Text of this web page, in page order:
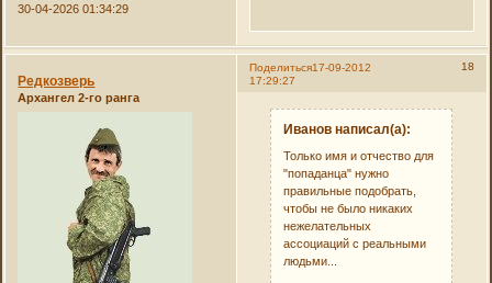
30-04-2026 01:34:29
Поделиться 18
17-09-2012
17:29:27
Редкозверь
Архангел 2-го ранга
Иванов написал(а):
Только имя и отчество для
"попаданца" нужно
правильные подобрать,
чтобы не было никаких
нежелательных
ассоциаций с реальными
людьми...